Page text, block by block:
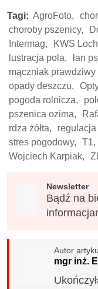
Tagi: AgroFoto,
choroby pszenicy,
Intermag,
KWS
lustracja pola,
łan
mączniak prawdziwy
opady deszczu,
pogoda rolnicza,
pszenica ozima,
rdza żółta,
regulacja
stres pogodowy,
T1,
Wojciech Karpiak,
Newsletter
Bądź na
Autor
mgr inż.